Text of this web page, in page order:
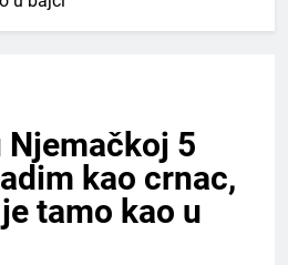
Njemačkoj 5
kao crnac,
tamo kao u